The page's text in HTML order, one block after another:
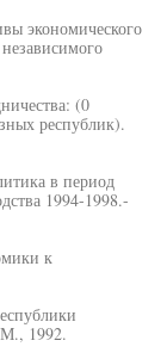
экономического
(0
республик).
в период
1994-1998.-
к
М., 1992.